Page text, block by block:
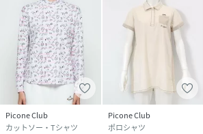
Picone Club
カットソー・Tシャツ
Picone Club
ポロシャツ